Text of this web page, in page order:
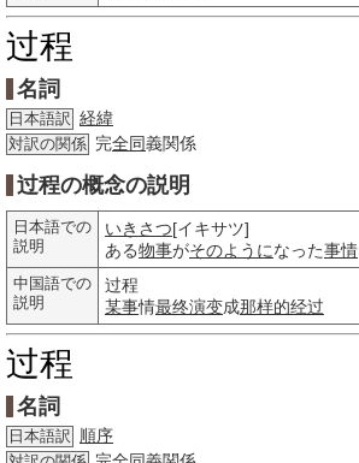
过程
名詞
日本語訳 経緯
対訳の関係 完全同義関係
过程の概念の説明
日本語での
説明
いきさつ[イキサツ]
ある物事がそのようになった事情
中国語での
説明
过程
某事情最终演变成那样的经过
过程
名詞
日本語訳 順序